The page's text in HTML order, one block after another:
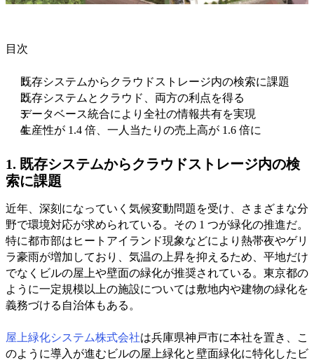
目次
既存システムからクラウドストレージ内の検索に課題
既存システムとクラウド、両方の利点を得る
データベース統合により全社の情報共有を実現
生産性が 1.4 倍、一人当たりの売上高が 1.6 倍に
1. 既存システムからクラウドストレージ内の検
索に課題
近年、深刻になっていく気候変動問題を受け、さまざまな分
野で環境対応が求められている。その 1 つが緑化の推進だ。
特に都市部はヒートアイランド現象などにより熱帯夜やゲリ
ラ豪雨が増加しており、気温の上昇を抑えるため、平地だけ
でなくビルの屋上や壁面の緑化が推奨されている。東京都の
ように一定規模以上の施設については敷地内や建物の緑化を
義務づける自治体もある。
屋上緑化システム株式会社は兵庫県神戸市に本社を置き、こ
のように導入が進むビルの屋上緑化と壁面緑化に特化したビ